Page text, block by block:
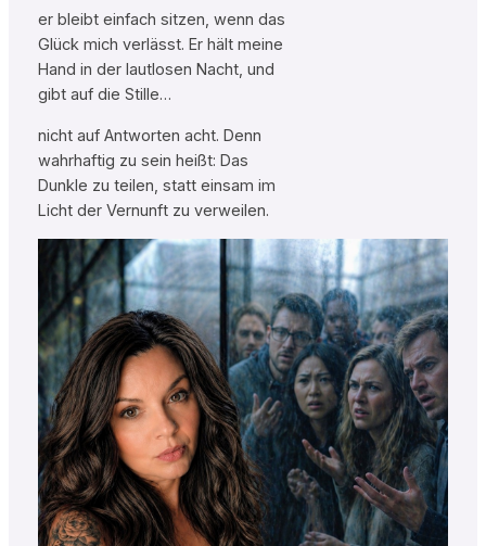
er bleibt einfach sitzen, wenn das
Glück mich verlässt. Er hält meine
Hand in der lautlosen Nacht, und
gibt auf die Stille…
nicht auf Antworten acht. Denn
wahrhaftig zu sein heißt: Das
Dunkle zu teilen, statt einsam im
Licht der Vernunft zu verweilen.